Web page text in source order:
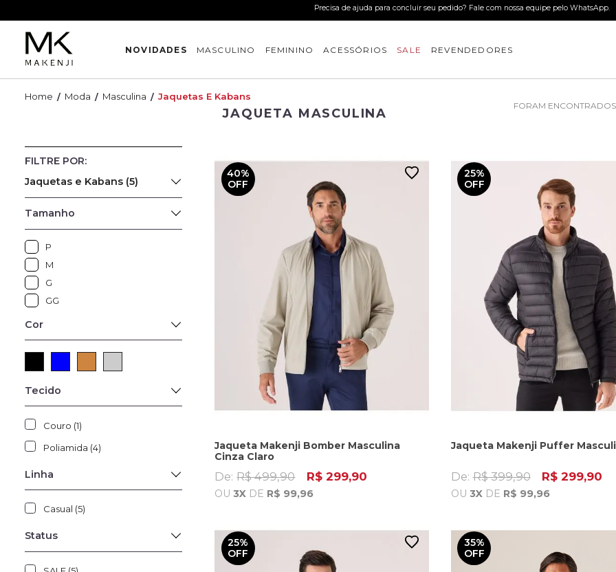
Use o cupom BEMVINDO e ganhe
NOVIDADES MASCULINO FEMININO ACESSÓRIOS SALE REVENDEDORES
Moda Masculina Jaquetas E Kabans
Jaquetas e Kabans (5)
Cor
Tecido
Couro (1)
Poliamida (4)
Linha
Casual (5)
Status
Tamanho
P
M
G
GG
JAQUETA MASCULINA
40%
OFF
Jaqueta Makenji Bomber Masculina
Cinza Claro
De: R$ 499,90 R$ 299,90
OU3X DE R$ 99,96
25%
OFF
Jaqueta Makenji Puffer
De: R$ 399,90 R$ 299,90
OU 3X DE R$ 99,96
25%
OFF
35%
OFF